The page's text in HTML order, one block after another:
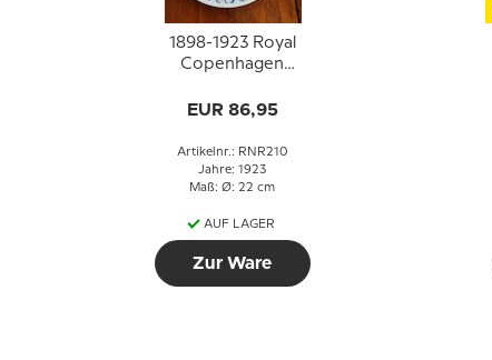
1898-1923 Royal
Copenhagen
EUR 86,95
Artikelnr.: RNR210
Jahre: 1923
Maß: Ø: 22 cm
AUF LAGER
Zur Ware